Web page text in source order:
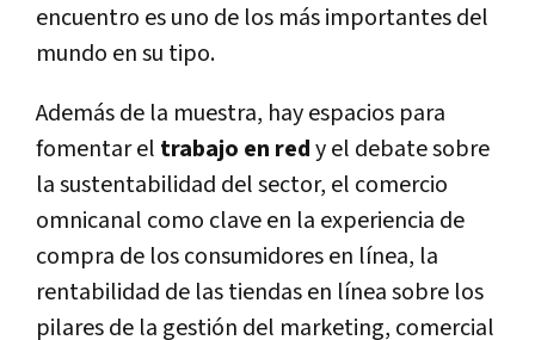
encuentro es uno de los más importantes del
mundo en su tipo.
Además de la muestra, hay espacios para
fomentar el trabajo en redy el debate sobre
la sustentabilidad del sector, el comercio
omnicanal como clave en la experiencia de
compra de los consumidores en lí­nea, la
rentabilidad de las tiendas en lí­nea sobre los
pilares de la gestión del marketing, comercial